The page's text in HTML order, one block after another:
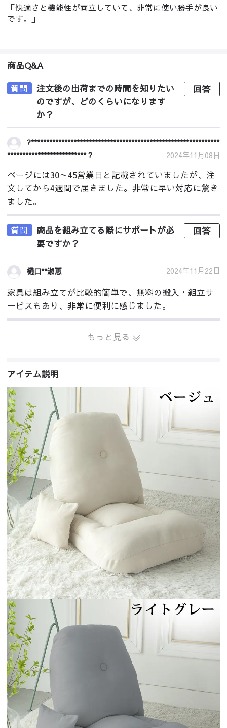
「快適さと機能性が両立していて、非常に使い勝手が良い
です。」
商品Q&A
質問
注文後の出荷までの時間を知りたい
のですが、どのくらいになります
か？
回答
?**************************************************************
************************** ?
2024年11月08日
ページには30～45営業日と記載されていましたが、注
文してから4週間で届きました。非常に早い対応に驚き
ました。
質問
商品を組み立てる際にサポートが必
要ですか？
回答
樋口**淑恵 2024年11月22日
家具は組み立てが比較的簡単で、無料の搬入・組立サ
ービスもあり、非常に便利に感じました。
もっと見る
アイテム説明